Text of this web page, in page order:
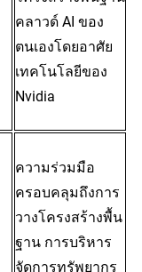
คลาวด์ AI ของ
ตนเองโดยอาศัย
เทคโนโลยีของ
Nvidia
ความร่วมมือ
ครอบคลุมถึงการ
วางโครงสร้างพื้น
ฐาน การบริหาร
จัดการทรัพยากร